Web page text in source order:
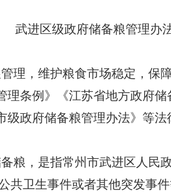
武进区级政府储备粮管理办
理，维护粮食市场稳定，保
条例》《江苏省地方政府
政府储备粮管理办法》等
粮，是指常州市武进区人民
共卫生事件或者其他突发事